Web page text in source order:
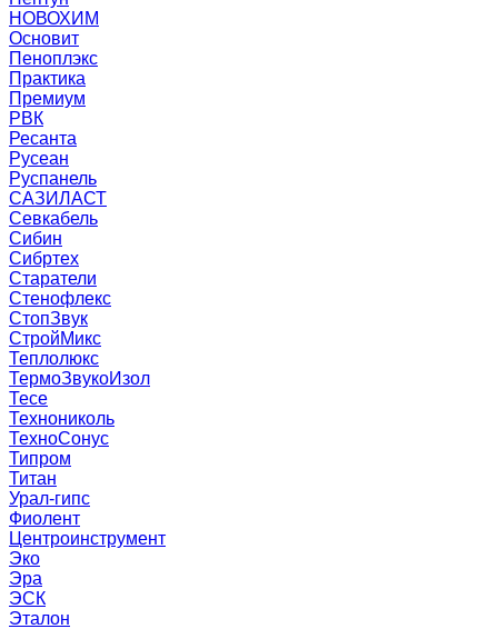
НОВОХИМ
Основит
Пеноплэкс
Практика
Премиум
РВК
Ресанта
Русеан
Руспанель
САЗИЛАСТ
Севкабель
Сибин
Сибртех
Старатели
Стенофлекс
СтопЗвук
СтройМикс
Теплолюкс
ТермоЗвукоИзол
Тесе
Технониколь
ТехноСонус
Типром
Титан
Урал-гипс
Фиолент
Центроинструмент
Эко
Эра
ЭСК
Эталон